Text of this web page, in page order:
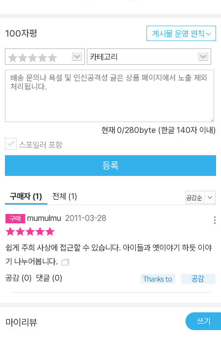
100자평 게시물 운영 원칙
카테고리
현재 0/280byte (한글 140자 이내)
스포일러 포함
등록
구매자 (1) 전체 (1)
mumulmu 2011-03-28
쉽게 주희 사상에 접근할 수 있습니다. 아이들과 옛이야기 하듯 이야
기 나누어봅니다.
공감 (0) 댓글 (0)
마이리뷰 쓰기